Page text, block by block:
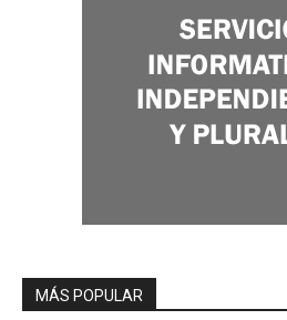
MÁS POPULAR